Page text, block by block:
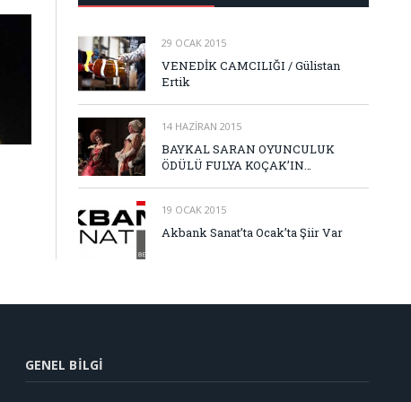
29 OCAK 2015
VENEDİK CAMCILIĞI / Gülistan
Ertik
14 HAZIRAN 2015
BAYKAL SARAN OYUNCULUK
ÖDÜLÜ FULYA KOÇAK’IN…
19 OCAK 2015
Akbank Sanat’ta Ocak’ta Şiir Var
GENEL BILGI